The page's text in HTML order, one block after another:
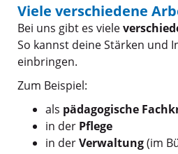
Viele verschiedene
Bei uns gibt es viele
So kannst deine Stärken und
einbringen.
Zum Beispiel:
als pädagogische
in der Pflege
in derVerwaltung(im